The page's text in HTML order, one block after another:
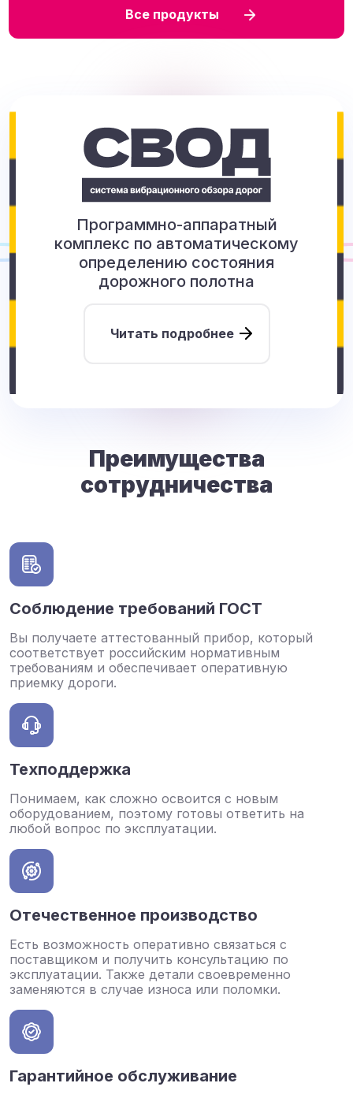
Все продукты
Программно-аппаратный
комплекс по автоматическому
определению состояния
дорожного полотна
Читать подробнее
Преимущества
сотрудничества
Соблюдение требований ГОСТ
Вы получаете аттестованный прибор, который
соответствует российским нормативным
требованиям и обеспечивает оперативную
приемку дороги.
Техподдержка
Понимаем, как сложно освоится с новым
оборудованием, поэтому готовы ответить на
любой вопрос по эксплуатации.
Отечественное производство
Есть возможность оперативно связаться с
поставщиком и получить консультацию по
эксплуатации. Также детали своевременно
заменяются в случае износа или поломки.
Гарантийное обслуживание